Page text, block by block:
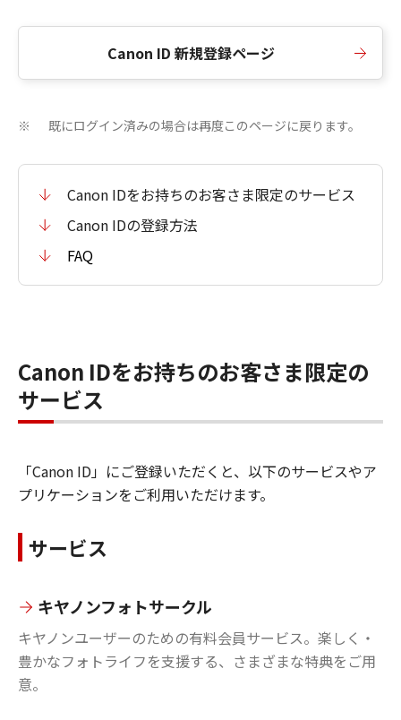
Canon ID 新規登録ページ
※ 既にログイン済みの場合は再度このページに戻ります。
Canon IDをお持ちのお客さま限定のサービス
Canon IDの登録方法
FAQ
Canon IDをお持ちのお客さま限定の
サービス
「Canon ID」にご登録いただくと、以下のサービスやア
プリケーションをご利用いただけます。
サービス
キヤノンフォトサークル
キヤノンユーザーのための有料会員サービス。楽しく・
豊かなフォトライフを支援する、さまざまな特典をご用
意。